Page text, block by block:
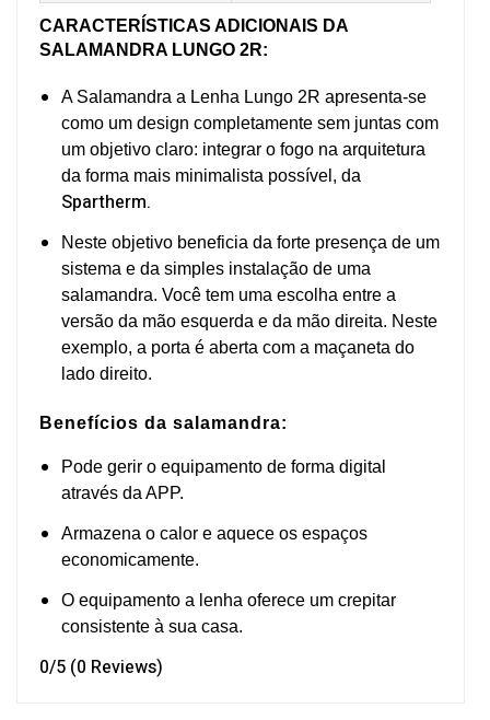
CARACTERÍSTICAS ADICIONAIS DA
SALAMANDRA LUNGO 2R:
A Salamandra a Lenha Lungo 2R apresenta-se
como um design completamente sem juntas com
um objetivo claro: integrar o fogo na arquitetura
da forma mais minimalista possível, da
Spartherm.
Neste objetivo beneficia da forte presença de um
sistema e da simples instalação de uma
salamandra. Você tem uma escolha entre a
versão da mão esquerda e da mão direita. Neste
exemplo, a porta é aberta com a maçaneta do
lado direito.
Benefícios da salamandra:
Pode gerir o equipamento de forma digital
através da APP.
Armazena o calor e aquece os espaços
economicamente.
O equipamento a lenha oferece um crepitar
consistente à sua casa.
0/5 (0 Reviews)